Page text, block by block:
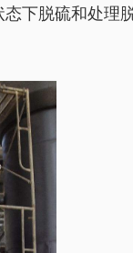
下脱硫和处理